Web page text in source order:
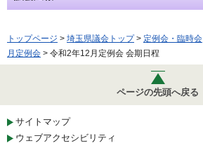
トップページ > 埼玉県議会トップ> 定例会・臨時会
月定例会 > 令和2年12月定例会 会期日程
ページの先頭へ戻る
サイトマップ
ウェブアクセシビリティ